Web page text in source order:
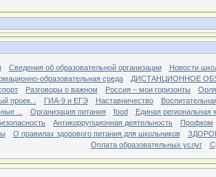
Сведения об образовательной организации
Новости
образовательная среда
ДИСТАНЦИОННОЕ
Разговоры о важном Россия – мои горизонты
проек...
ГИА-9 и ЕГЭ Наставничество
...
Организация питания food
Единая региональная
Антикоррупционная деятельность
Профком
О правилах здорового питания для школьников
Оплата образовательных услуг